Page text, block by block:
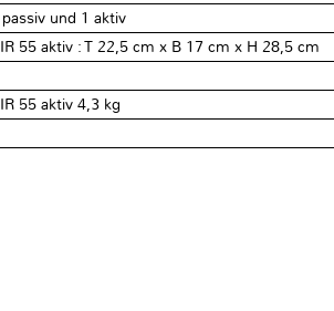
und 1 aktiv
55 aktiv : T 22,5 cm x B 17 cm x H 28,5 cm
55 aktiv 4,3 kg